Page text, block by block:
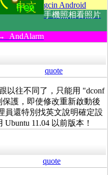
gcin Android
手機照相看照片
AndAlarm
quote
以往不同了，只能用 "dconf
護，即使修改重新啟動後
員還特別找英文說明確定設
11.04 以前版本！
quote